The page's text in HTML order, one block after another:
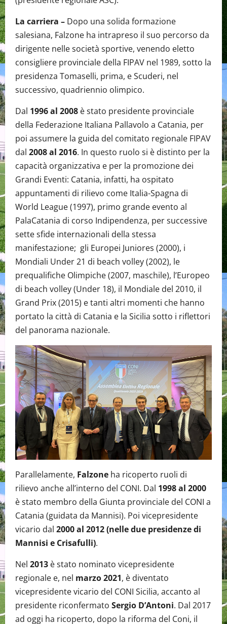
La carriera – Dopo una solida formazione
salesiana, Falzone ha intrapreso il suo percorso da
dirigente nelle società sportive, venendo eletto
consigliere provinciale della FIPAV nel 1989, sotto la
presidenza Tomaselli, prima, e Scuderi, nel
successivo, quadriennio olimpico.
Dal 1996 al 2008 è stato presidente provinciale
della Federazione Italiana Pallavolo a Catania, per
poi assumere la guida del comitato regionale FIPAV
dal 2008 al 2016. In questo ruolo si è distinto per la
capacità organizzativa e per la promozione dei
Grandi Eventi: Catania, infatti, ha ospitato
appuntamenti di rilievo come Italia-Spagna di
World League (1997), primo grande evento al
PalaCatania di corso Indipendenza, per successive
sette sfide internazionali della stessa
manifestazione; gli Europei Juniores (2000), i
Mondiali Under 21 di beach volley (2002), le
prequalifiche Olimpiche (2007, maschile), l’Europeo
di beach volley (Under 18), il Mondiale del 2010, il
Grand Prix (2015) e tanti altri momenti che hanno
portato la città di Catania e la Sicilia sotto i riflettori
del panorama nazionale.
Parallelamente, Falzone ha ricoperto ruoli di
rilievo anche all’interno del CONI. Dal 1998 al 2000
è stato membro della Giunta provinciale del CONI a
Catania (guidata da Mannisi). Poi vicepresidente
vicario dal 2000 al 2012 (nelle due presidenze di
Mannisi e Crisafulli).
Nel 2013 è stato nominato vicepresidente
regionale e, nel marzo 2021, è diventato
vicepresidente vicario del CONI Sicilia, accanto al
presidente riconfermato Sergio D’Antoni. Dal 2017
ad oggi ha ricoperto, dopo la riforma del Coni, il